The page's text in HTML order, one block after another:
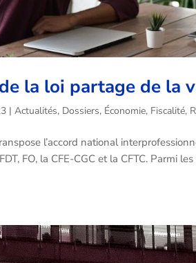
la loi partage de la
|Actualités, Dossiers, Économie, Fiscalité,
l’accord national
FO, la CFE-CGC et la CFTC. Parmi